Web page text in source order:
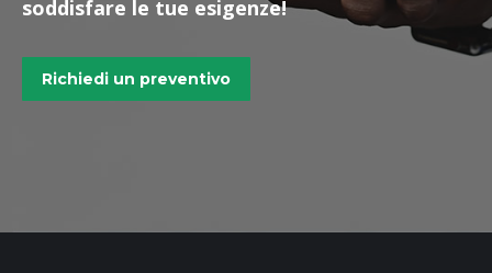
soddisfare le tue esigenze!
Richiedi un preventivo